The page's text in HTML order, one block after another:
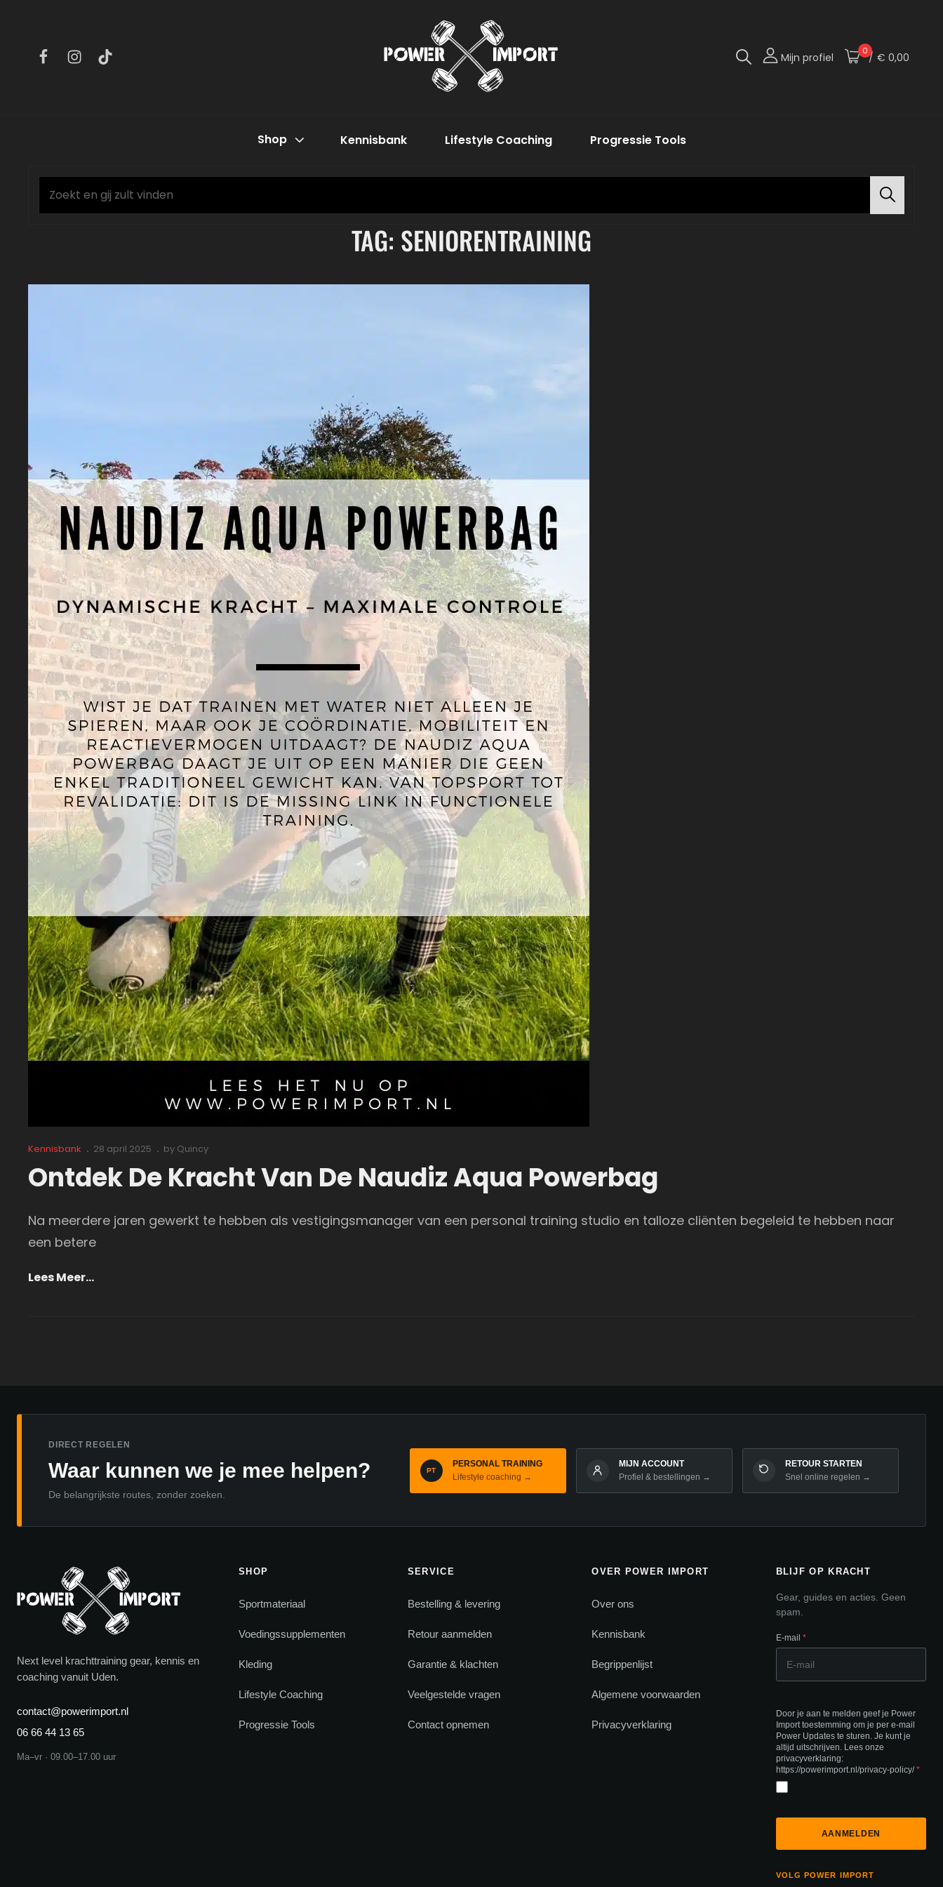
Facebook
Instagram
Tiktok Mijn profiel 0/ € 0,00
Shop Kennisbank Lifestyle Coaching Progressie Tools
TAG: SENIORENTRAINING
Cat
Kennisbank
Posted
28 april 2025 by Quincy
Ontdek De Kracht Van De Naudiz Aqua Powerbag
Na meerdere jaren gewerkt te hebben als vestigingsmanager van een personal training studio en talloze cliënten begeleid te hebben naar
een betere
Lees Meer…Ontdek
Powerbag
DIRECT REGELEN
Waar kunnen we je mee helpen?
De belangrijkste routes, zonder zoeken.
PT
PERSONAL TRAINING
Lifestyle coaching →
MIJN ACCOUNT
Profiel & bestellingen →
RETOUR STARTEN
Snel online regelen →
Next level krachttraining gear, kennis en
coaching vanuit Uden.
contact@powerimport.nl
06 66 44 13 65
Ma–vr · 09.00–17.00 uur
SHOP
Sportmateriaal
Voedingssupplementen
Kleding
Lifestyle Coaching
Progressie Tools
SERVICE
Bestelling & levering
Retour aanmelden
Garantie & klachten
Veelgestelde vragen
Contact opnemen
OVER POWER IMPORT
Over ons
Kennisbank
Begrippenlijst
Algemene voorwaarden
Privacyverklaring
BLIJF OP KRACHT
Gear, guides en acties. Geen
spam.
E-mail *
Door je aan te melden geef je Power
Import toestemming om je per e-mail
Power Updates te sturen. Je kunt je
altijd uitschrijven. Lees onze
privacyverklaring:
https://powerimport.nl/privacy-policy/*
VOLG POWER IMPORT